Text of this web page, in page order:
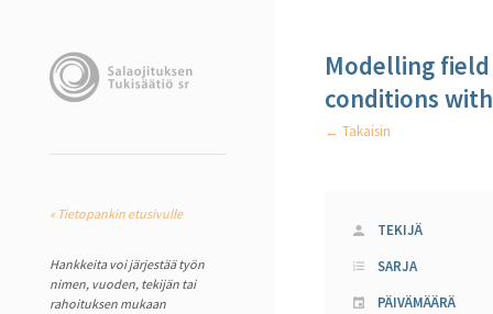
« Tietopankin etusivulle
Hankkeita voi järjestää työn
nimen, vuoden, tekijän tai
rahoituksen mukaan
Modelling
conditions
← Takaisin
TEKIJÄ
SARJA
PÄIVÄMÄÄRÄ